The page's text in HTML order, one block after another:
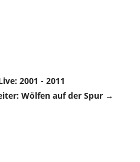
2001 - 2011
Wölfen auf der Spur →